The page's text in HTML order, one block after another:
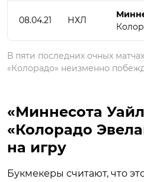
08.04.21 НХЛ
В пяти последних очных
«Колорадо» неизменно
«Миннесота
«Колорадо
на игру
Букмекеры считают, что